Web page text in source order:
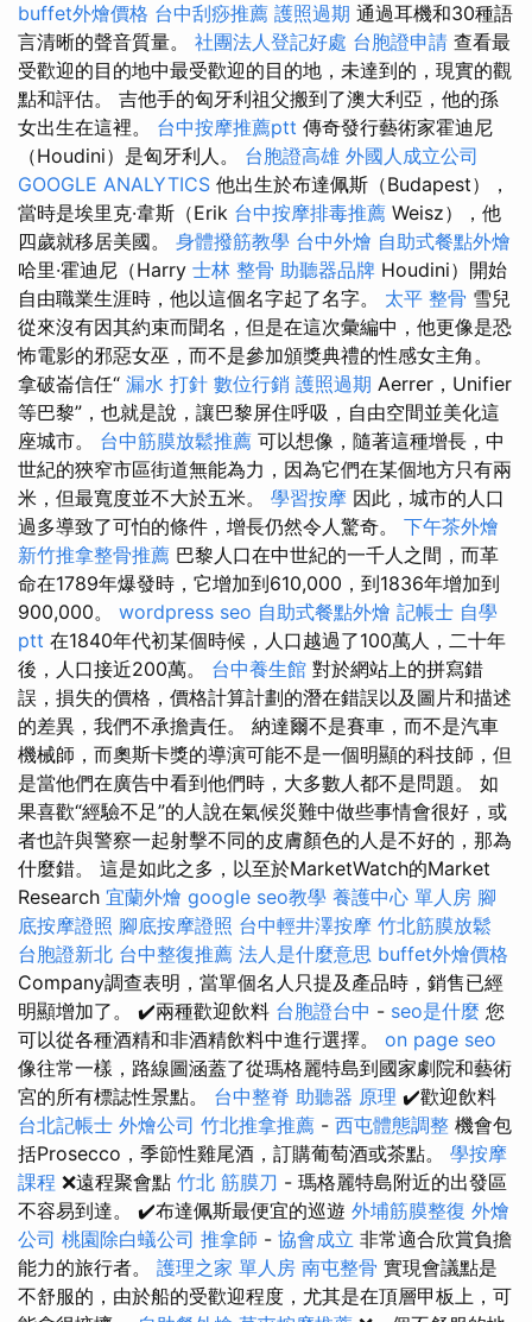
buffet外燴價格 台中刮痧推薦 護照過期 通過耳機和30種語
言清晰的聲音質量。 社團法人登記好處 台胞證申請 查看最
受歡迎的目的地中最受歡迎的目的地，未達到的，現實的觀
點和評估。 吉他手的匈牙利祖父搬到了澳大利亞，他的孫
女出生在這裡。 台中按摩推薦ptt 傳奇發行藝術家霍迪尼
（Houdini）是匈牙利人。 台胞證高雄 外國人成立公司
GOOGLE ANALYTICS 他出生於布達佩斯（Budapest），
當時是埃里克·韋斯（Erik 台中按摩排毒推薦 Weisz），他
四歲就移居美國。 身體撥筋教學 台中外燴 自助式餐點外燴
哈里·霍迪尼（Harry 士林 整骨 助聽器品牌 Houdini）開始
自由職業生涯時，他以這個名字起了名字。 太平 整骨 雪兒
從來沒有因其約束而聞名，但是在這次彙編中，他更像是恐
怖電影的邪惡女巫，而不是參加頒獎典禮的性感女主角。
拿破崙信任“ 漏水 打針 數位行銷 護照過期 Aerrer，Unifier
等巴黎”，也就是說，讓巴黎屏住呼吸，自由空間並美化這
座城市。 台中筋膜放鬆推薦 可以想像，隨著這種增長，中
世紀的狹窄市區街道無能為力，因為它們在某個地方只有兩
米，但最寬度並不大於五米。 學習按摩 因此，城市的人口
過多導致了可怕的條件，增長仍然令人驚奇。 下午茶外燴
新竹推拿整骨推薦 巴黎人口在中世紀的一千人之間，而革
命在1789年爆發時，它增加到610,000，到1836年增加到
900,000。 wordpress seo 自助式餐點外燴 記帳士 自學
ptt 在1840年代初某個時候，人口越過了100萬人，二十年
後，人口接近200萬。 台中養生館 對於網站上的拼寫錯
誤，損失的價格，價格計算計劃的潛在錯誤以及圖片和描述
的差異，我們不承擔責任。 納達爾不是賽車，而不是汽車
機械師，而奧斯卡獎的導演可能不是一個明顯的科技師，但
是當他們在廣告中看到他們時，大多數人都不是問題。 如
果喜歡“經驗不足”的人說在氣候災難中做些事情會很好，或
者也許與警察一起射擊不同的皮膚顏色的人是不好的，那為
什麼錯。 這是如此之多，以至於MarketWatch的Market
Research 宜蘭外燴 google seo教學 養護中心 單人房 腳
底按摩證照 腳底按摩證照 台中輕井澤按摩 竹北筋膜放鬆
台胞證新北 台中整復推薦 法人是什麼意思 buffet外燴價格
Company調查表明，當單個名人只提及產品時，銷售已經
明顯增加了。 ✔️兩種歡迎飲料 台胞證台中 - seo是什麼 您
可以從各種酒精和非酒精飲料中進行選擇。 on page seo
像往常一樣，路線圖涵蓋了從瑪格麗特島到國家劇院和藝術
宮的所有標誌性景點。 台中整脊 助聽器 原理 ✔️歡迎飲料
台北記帳士 外燴公司 竹北推拿推薦 - 西屯體態調整 機會包
括Prosecco，季節性雞尾酒，訂購葡萄酒或茶點。 學按摩
課程 ❌遠程聚會點 竹北 筋膜刀 - 瑪格麗特島附近的出發區
不容易到達。 ✔️布達佩斯最便宜的巡遊 外埔筋膜整復 外燴
公司 桃園除白蟻公司 推拿師 - 協會成立 非常適合欣賞負擔
能力的旅行者。 護理之家 單人房 南屯整骨 實現會議點是
不舒服的，由於船的受歡迎程度，尤其是在頂層甲板上，可